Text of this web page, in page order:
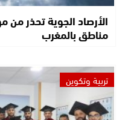
الأرصاد الجوية تحذر
مناطق بالمغرب
تربية وتكوين